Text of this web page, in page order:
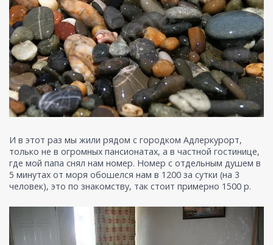
И в этот раз мы жили рядом с городком Адлеркурорт,
только не в огромных пансионатах, а в частной гостинице,
где мой папа снял нам номер. Номер с отдельным душем в
5 минутах от моря обошелся нам в 1200 за сутки (на 3
человек), это по знакомству, так стоит примерно 1500 р.